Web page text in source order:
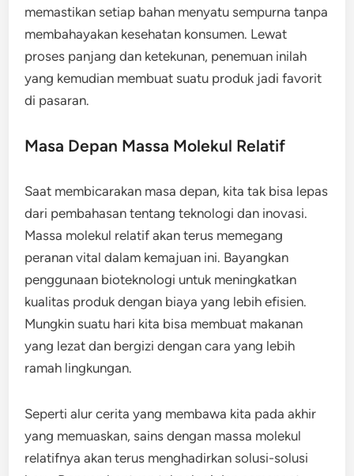
memastikan setiap bahan menyatu sempurna tanpa
membahayakan kesehatan konsumen. Lewat
proses panjang dan ketekunan, penemuan inilah
yang kemudian membuat suatu produk jadi favorit
di pasaran.
Masa Depan Massa Molekul Relatif
Saat membicarakan masa depan, kita tak bisa lepas
dari pembahasan tentang teknologi dan inovasi.
Massa molekul relatif akan terus memegang
peranan vital dalam kemajuan ini. Bayangkan
penggunaan bioteknologi untuk meningkatkan
kualitas produk dengan biaya yang lebih efisien.
Mungkin suatu hari kita bisa membuat makanan
yang lezat dan bergizi dengan cara yang lebih
ramah lingkungan.
Seperti alur cerita yang membawa kita pada akhir
yang memuaskan, sains dengan massa molekul
relatifnya akan terus menghadirkan solusi-solusi